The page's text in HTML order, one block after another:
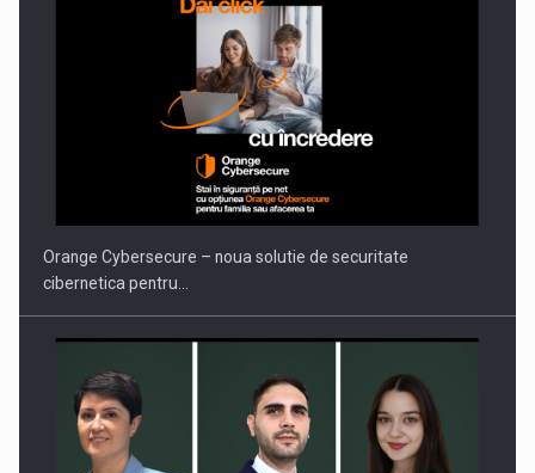
Orange Cybersecure – noua solutie de securitate
cibernetica pentru…